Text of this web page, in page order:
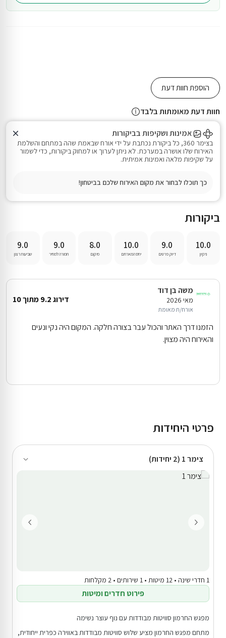
הוספת חוות דעת
חוות דעת מאומתות בלבד
אמינות ושקיפות בביקורות
בצימר 360, כל ביקורת נכתבת על ידי אורח שבאמת שהה במתחם והשלמת
האירוח שלו אושרה במערכת. לא ניתן לערוך או למחוק ביקורות, כדי לשמור
על שקיפות מלאה ואמינות אמיתית.
כך תוכלו לבחור את מקום האירוח שלכם בביטחון!
ביקורות
10.0
9.0
10.0
8.0
9.0
9.0
משה בן דוד
מאי 2026
אורח/ת מאומת
דירוג 9.2 מתוך 10
הזמנו דרך האתר והכול עבר בצורה חלקה. המקום היה נקי ונעים
והאירוח היה מצוין.
פרטי היחידות
צימר 1 (2 יחידות)
1 חדרי שינה • 12 מיטות • 1 שירותים • 2 מקלחות
פירוט חדרים ומיטות
מפגש החרמון סוויטות מבודדות עם נוף עוצר נשימה
מתחם מפגש החרמון מציע שלוש סוויטות מבודדות באווירה כפרית ייחודית,